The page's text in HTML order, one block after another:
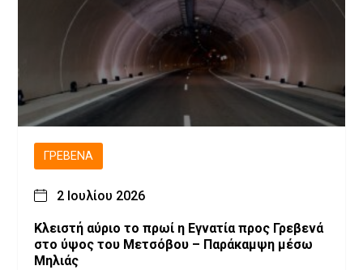
ΓΡΕΒΕΝΆ
2 Ιουλίου 2026
Κλειστή αύριο το πρωί η Εγνατία προς Γρεβενά
στο ύψος του Μετσόβου – Παράκαμψη μέσω
Μηλιάς